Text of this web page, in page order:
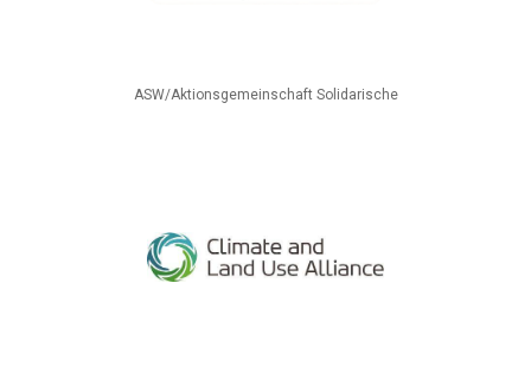
ASW/Aktionsgemeinschaft Solidarische